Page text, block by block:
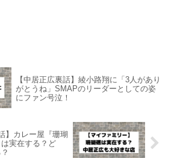
【中居正広裏話】綾小路翔に「3人があり
がとうね」SMAPのリーダーとしての姿
にファン号泣！
】カレー屋『珊瑚
実在する？ど